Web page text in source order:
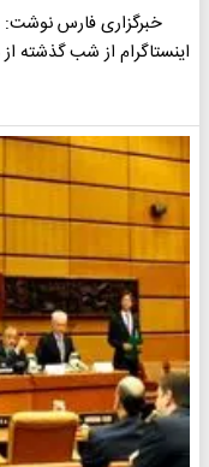
خبرگزاری فارس
اینستاگرام از شب